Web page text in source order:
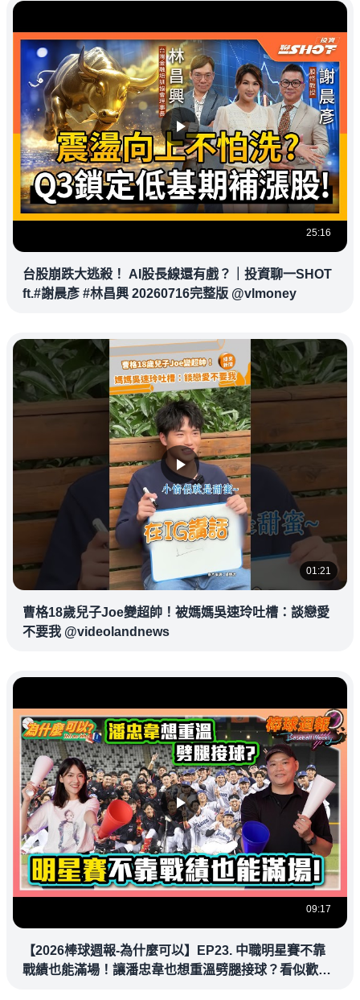
25:16
台股崩跌大逃殺！ AI股長線還有戲？｜投資聊一SHOT
ft.#謝晨彥 #林昌興 20260716完整版 @vlmoney
01:21
曹格18歲兒子Joe變超帥！被媽媽吳速玲吐槽：談戀愛
不要我 @videolandnews
09:17
【2026棒球週報-為什麼可以】EP23. 中職明星賽不靠
戰績也能滿場！讓潘忠韋也想重溫劈腿接球？看似歡樂